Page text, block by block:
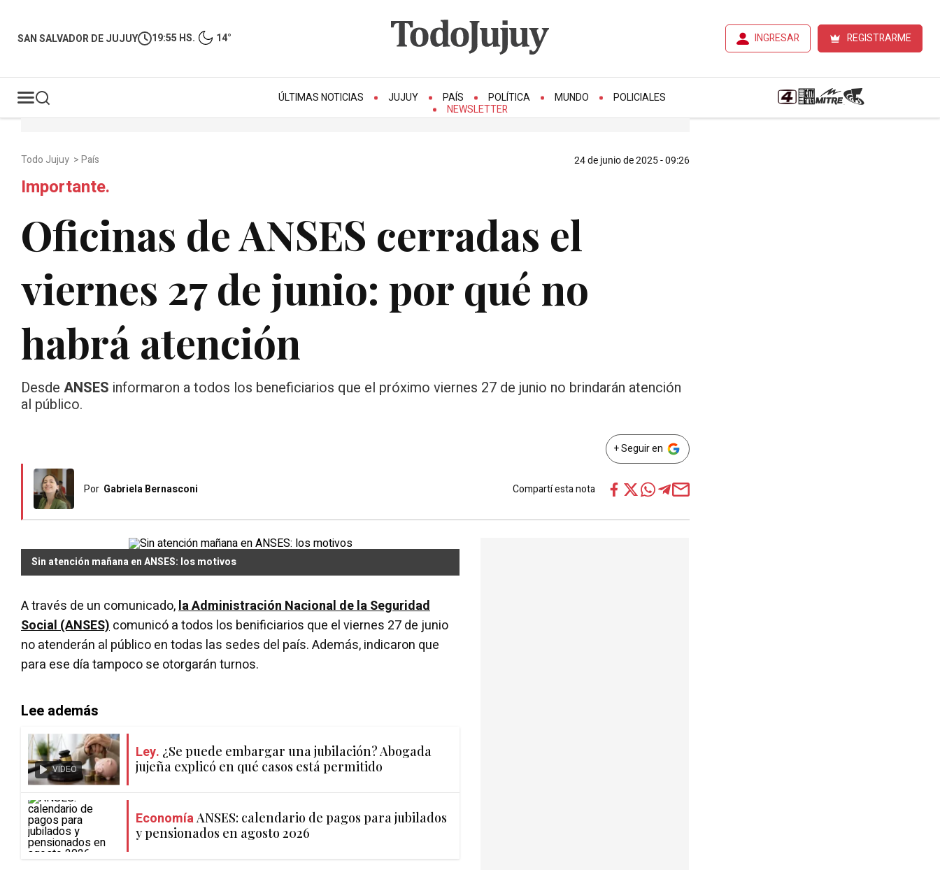
SAN SALVADOR DE JUJUY 19:55 HS. 14° INGRESAR REGISTRARME
ÚLTIMAS NOTICIAS JUJUY PAÍS POLÍTICA MUNDO
POLICIALES
NEWSLETTER
Todo Jujuy >País 24 de junio de 2025 - 09:26
Importante.
Oficinas de ANSES cerradas el
viernes 27 de junio: por qué no
habrá atención
Desde ANSES informaron a todos los beneficiarios que el próximo viernes 27 de junio no brindarán atención
al público.
+ Seguir en
Por Gabriela Bernasconi Compartí esta nota
Sin atención mañana en ANSES: los motivos
A través de un comunicado,la Administración Nacional de la Seguridad
Social (ANSES)comunicó a todos los benificiarios que el viernes 27 de junio
no atenderán al público en todas las sedes del país. Además, indicaron que
para ese día tampoco se otorgarán turnos.
Lee además
VIDEO
Ley. ¿Se puede embargar una jubilación? Abogada
jujeña explicó en qué casos está permitido
EconomíaANSES: calendario de pagos para jubilados
y pensionados en agosto 2026